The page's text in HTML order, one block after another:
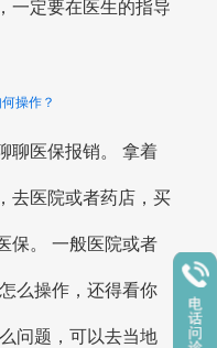
一定要在医生的指导
操作？
聊医保报销。 拿着
去医院或者药店，买
保。 一般医院或者
么操作，还得看你
问题，可以去当地